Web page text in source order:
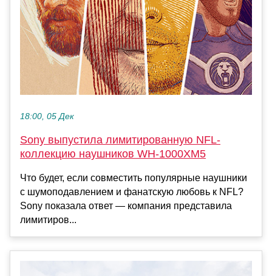
18:00, 05 Дек
Sony выпустила лимитированную NFL-
коллекцию наушников WH-1000XM5
Что будет, если совместить популярные наушники
с шумоподавлением и фанатскую любовь к NFL?
Sony показала ответ — компания представила
лимитиров...